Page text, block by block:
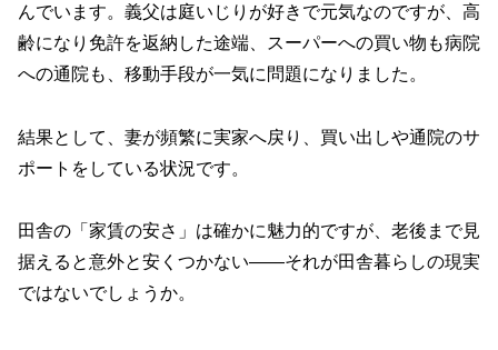
んでいます。義父は庭いじりが好きで元気なのですが、高
齢になり免許を返納した途端、スーパーへの買い物も病院
への通院も、移動手段が一気に問題になりました。
結果として、妻が頻繁に実家へ戻り、買い出しや通院のサ
ポートをしている状況です。
田舎の「家賃の安さ」は確かに魅力的ですが、老後まで見
据えると意外と安くつかない——それが田舎暮らしの現実
ではないでしょうか。